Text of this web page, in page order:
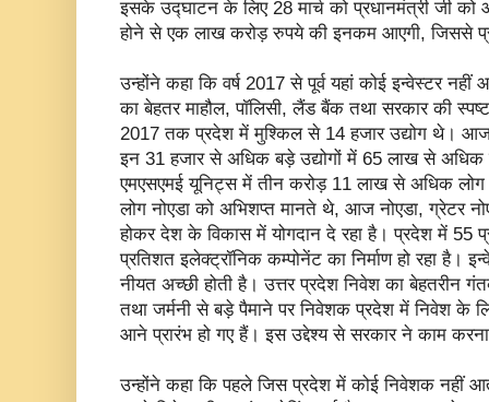
इसके उद्घाटन के लिए 28 मार्च को प्रधानमंत्री जी को
होने से एक लाख करोड़ रुपये की इनकम आएगी, जिससे
उन्होंने कहा कि वर्ष 2017 से पूर्व यहां कोई इन्वेस्टर नहीं
का बेहतर माहौल, पॉलिसी, लैंड बैंक तथा सरकार की स्पष्ट
2017 तक प्रदेश में मुश्किल से 14 हजार उद्योग थे।
इन 31 हजार से अधिक बड़े उद्योगों में 65 लाख से अधिक
एमएसएमई यूनिट्स में तीन करोड़ 11 लाख से अधिक लोग
लोग नोएडा को अभिशप्त मानते थे, आज नोएडा, ग्रेटर
होकर देश के विकास में योगदान दे रहा है। प्रदेश में 55
प्रतिशत इलेक्ट्रॉनिक कम्पोनेंट का निर्माण हो रहा है।
नीयत अच्छी होती है। उत्तर प्रदेश निवेश का बेहतरीन
तथा जर्मनी से बड़े पैमाने पर निवेशक प्रदेश में निवेश
आने प्रारंभ हो गए हैं। इस उद्देश्य से सरकार ने काम
उन्होंने कहा कि पहले जिस प्रदेश में कोई निवेशक नहीं